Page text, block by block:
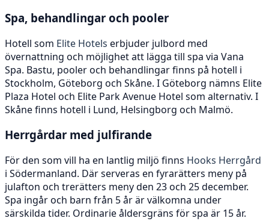
Spa, behandlingar och pooler
Hotell som Elite Hotels erbjuder julbord med
övernattning och möjlighet att lägga till spa via Vana
Spa. Bastu, pooler och behandlingar finns på hotell i
Stockholm, Göteborg och Skåne. I Göteborg nämns Elite
Plaza Hotel och Elite Park Avenue Hotel som alternativ. I
Skåne finns hotell i Lund, Helsingborg och Malmö.
Herrgårdar med julfirande
För den som vill ha en lantlig miljö finns Hooks Herrgård
i Södermanland. Där serveras en fyrarätters meny på
julafton och trerätters meny den 23 och 25 december.
Spa ingår och barn från 5 år är välkomna under
särskilda tider. Ordinarie åldersgräns för spa är 15 år.